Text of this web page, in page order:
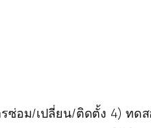
ซ่อม/เปลี่ยน/ติดตั้ง 4) ทด